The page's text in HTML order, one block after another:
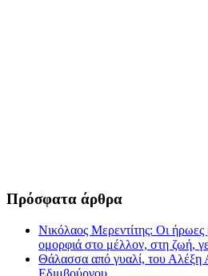
Πρόσφατα άρθρα
Νικόλαος Μερεντίτης: Οι
ομορφιά στο μέλλον, στη ζωή,
Θάλασσα από γυαλί, του Αλέξη
Εδιμβούργου